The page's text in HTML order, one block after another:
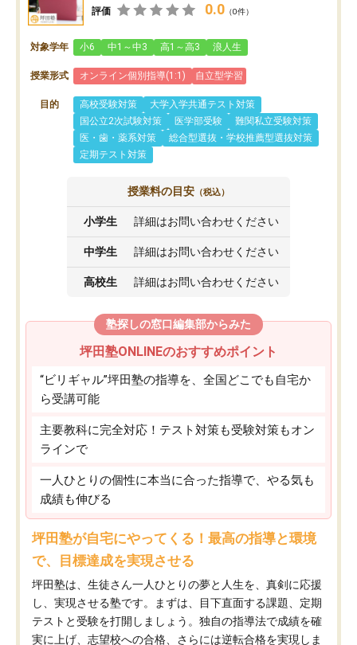
評価 0.0 （0件）
対象学年 小6 中1～中3 高1～高3 浪人生
授業形式 オンライン個別指導(1:1) 自立型学習
目的 高校受験対策
大学入学共通テスト対策
国公立2次試験対策
医学部受験
難関私立受験対策
医・歯・薬系対策
総合型選抜・学校推薦型選抜対策
定期テスト対策
授業料の目安 （税込）
小学生 詳細はお問い合わせください
中学生 詳細はお問い合わせください
高校生 詳細はお問い合わせください
塾探しの窓口編集部からみた
坪田塾ONLINEのおすすめポイント
“ビリギャル”坪田塾の指導を、全国どこでも自宅か
ら受講可能
主要教科に完全対応！テスト対策も受験対策もオン
ラインで
一人ひとりの個性に本当に合った指導で、やる気も
成績も伸びる
坪田塾が自宅にやってくる！最高の指導と環境
で、目標達成を実現させる
坪田塾は、生徒さん一人ひとりの夢と人生を、真剣に応援
し、実現させる塾です。まずは、目下直面する課題、定期
テストと受験を打開しましょう。独自の指導法で成績を確
実に上げ、志望校への合格、さらには逆転合格を実現しま